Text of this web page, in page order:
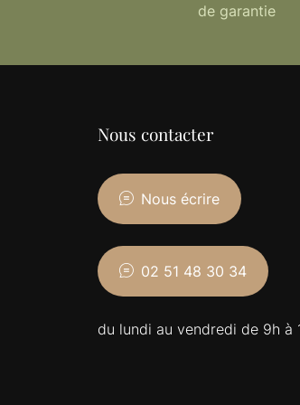
de garantie
Nous contacter
Nous écrire
02 51 48 30 34
du lundi au vendredi de 9h à